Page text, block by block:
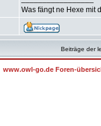
Was fängt ne Hexe mit
Beiträge der
www.owl-go.de Foren-